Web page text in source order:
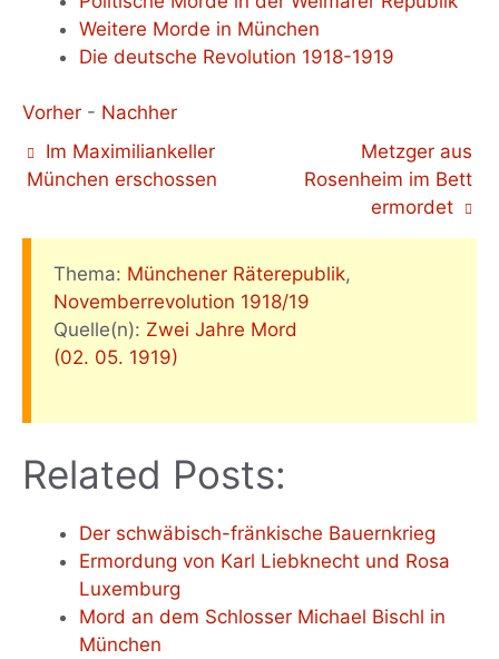
Weitere Morde in München
Die deutsche Revolution 1918-1919
Vorher - Nachher
Im Maximiliankeller
München erschossen
Metzger aus
Rosenheim im Bett
ermordet
Thema: Münchener Räterepublik,
Novemberrevolution 1918/19
Quelle(n): Zwei Jahre Mord
(02. 05. 1919)
Related Posts:
Der schwäbisch-fränkische Bauernkrieg
Ermordung von Karl Liebknecht und Rosa
Luxemburg
Mord an dem Schlosser Michael Bischl in
München